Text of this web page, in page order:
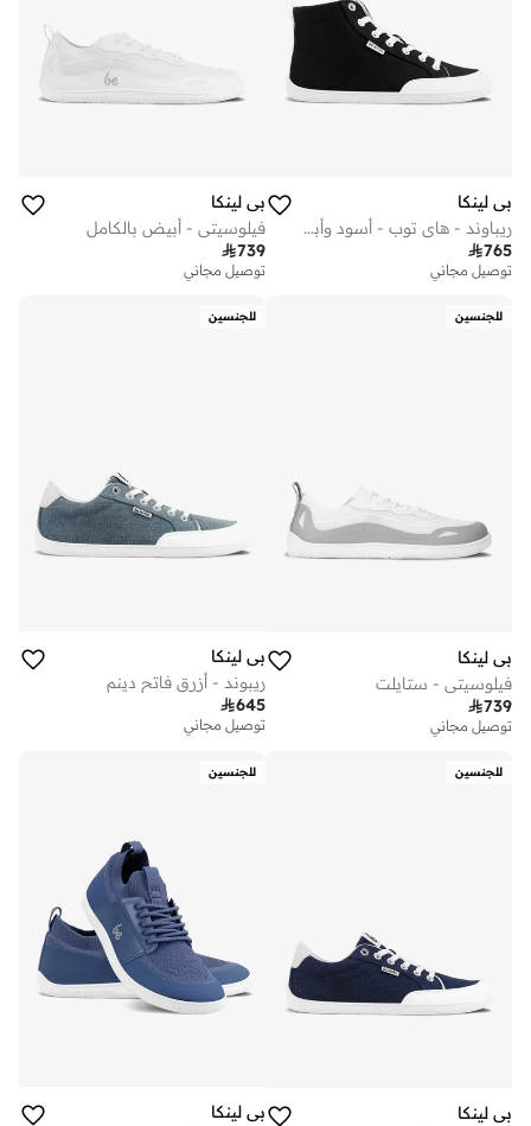
بي لينكا
ريباوند - هاي توب - أسود وأبيض
765
توصيل مجاني
بي لينكا
فيلوسيتي - أبيض بالكامل
739
توصيل مجاني
للجنسين
بي لينكا
فيلوسيتي - ستايلت
739
توصيل مجاني
للجنسين
بي لينكا
ريبوند - أزرق فاتح دينم
645
توصيل مجاني
للجنسين
بي لينكا
للجنسين
بي لينكا